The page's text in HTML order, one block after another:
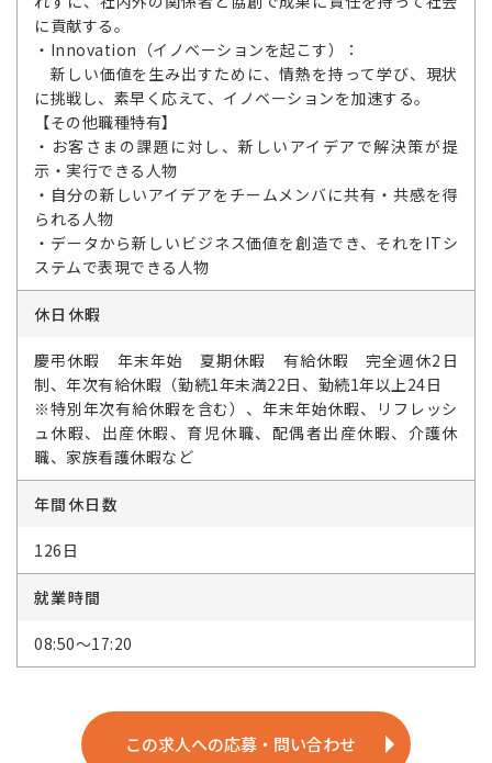
に貢献する。
・Innovation（イノベーションを起こす）：
新しい価値を生み出すために、情熱を持って学び、現状
に挑戦し、素早く応えて、イノベーションを加速する。
【その他職種特有】
・お客さまの課題に対し、新しいアイデアで解決策が提
示・実行できる人物
・自分の新しいアイデアをチームメンバに共有・共感を得
られる人物
・データから新しいビジネス価値を創造でき、それをITシ
ステムで表現できる人物
休日休暇
慶弔休暇 年末年始 夏期休暇 有給休暇 完全週休2日
制、年次有給休暇（勤続1年未満22日、勤続1年以上24日
※特別年次有給休暇を含む）、年末年始休暇、リフレッシ
ュ休暇、出産休暇、育児休職、配偶者出産休暇、介護休
職、家族看護休暇など
年間休日数
126日
就業時間
08:50～17:20
この求人への応募・問い合わせ